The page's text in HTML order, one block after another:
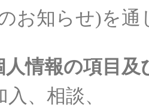
お知らせ)を通
人情報の項目及
入 、 相談、